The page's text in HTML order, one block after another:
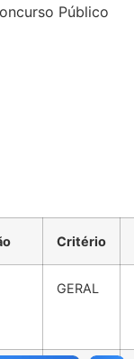
Público
Critério
GERAL